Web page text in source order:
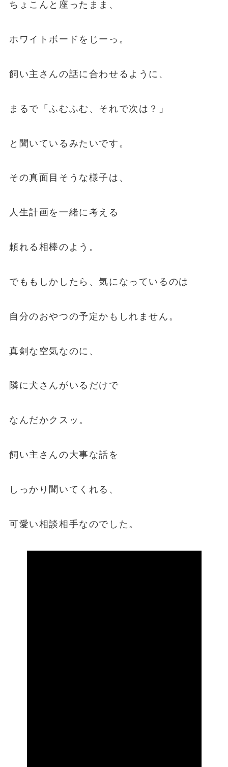
ちょこんと座ったまま、
ホワイトボードをじーっ。
飼い主さんの話に合わせるように、
まるで「ふむふむ、それで次は？」
と聞いているみたいです。
その真面目そうな様子は、
人生計画を一緒に考える
頼れる相棒のよう。
でももしかしたら、気になっているのは
自分のおやつの予定かもしれません。
真剣な空気なのに、
隣に犬さんがいるだけで
なんだかクスッ。
飼い主さんの大事な話を
しっかり聞いてくれる、
可愛い相談相手なのでした。